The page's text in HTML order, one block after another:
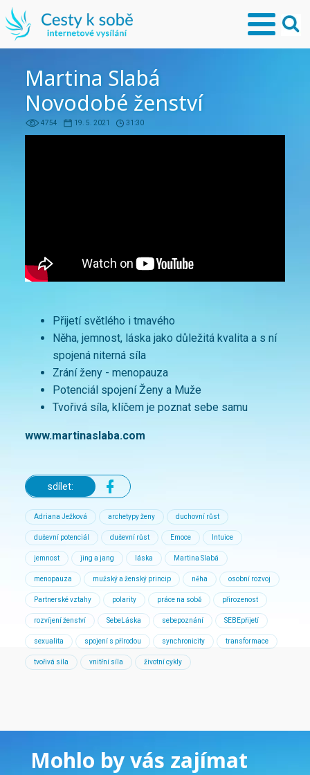
Martina Slabá
Novodobé ženství
4754 19. 5. 2021 31:30
Přijetí světlého i tmavého
Něha, jemnost, láska jako důležitá kvalita a s ní
spojená niterná síla
Zrání ženy - menopauza
Potenciál spojení Ženy a Muže
Tvořivá síla, klíčem je poznat sebe samu
www.martinaslaba.com
sdílet:
Adriana Ježková archetypy ženy duchovní růst
duševní potenciál duševní růst Emoce Intuice
jemnost jing a jang láska Martina Slabá
menopauza mužský a ženský princip něha osobní rozvoj
Partnerské vztahy polarity práce na sobě přirozenost
rozvíjení ženství SebeLáska sebepoznání SEBEpřijetí
sexualita spojení s přírodou synchronicity transformace
tvořivá síla vnitřní síla životní cykly
Mohlo by vás zajímat